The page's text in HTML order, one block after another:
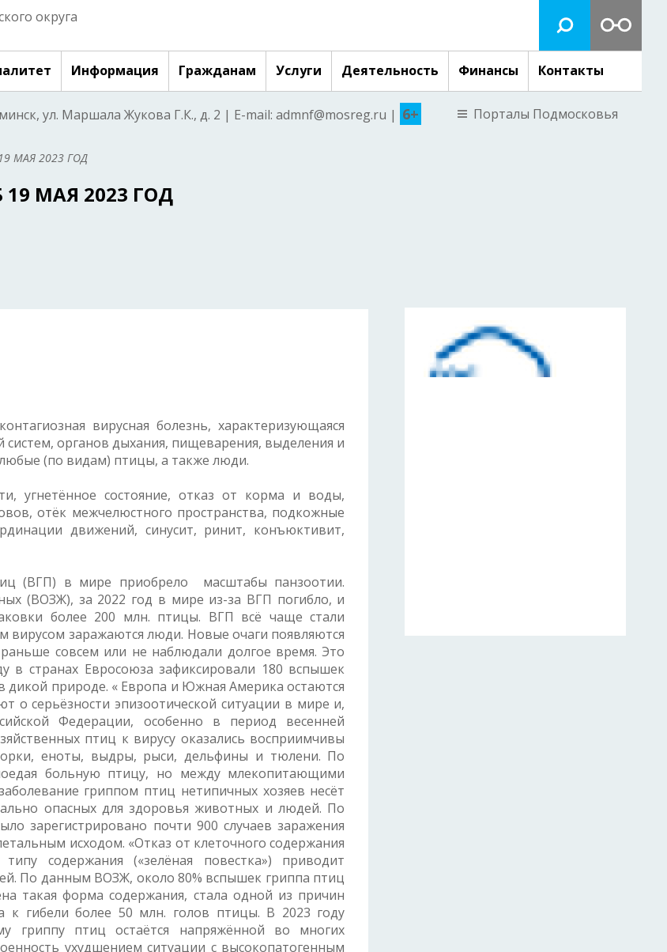
округа
Информация Гражданам Услуги Деятельность Финансы Контакты
ул. Маршала Жукова Г.К., д. 2 | E-mail: admnf@mosreg.ru | 6+ Порталы Подмосковья
МАЯ 2023 ГОД
МАЯ 2023 ГОД
вирусная болезнь, характеризующаяся
органов дыхания, пищеварения, выделения и
(по видам) птицы, а также люди.
угнетённое состояние, отказ от корма и воды,
отёк межчелюстного пространства, подкожные
движений, синусит, ринит, конъюктивит,
(ВГП) в мире приобрело масштабы панзоотии.
(ВОЗЖ), за 2022 год в мире из-за ВГП погибло, и
более 200 млн. птицы. ВГП всё чаще стали
вирусом заражаются люди. Новые очаги появляются
совсем или не наблюдали долгое время. Это
странах Евросоюза зафиксировали 180 вспышек
дикой природе. « Европа и Южная Америка остаются
о серьёзности эпизоотической ситуации в мире и,
Федерации, особенно в период весенней
птиц к вирусу оказались восприимчивы
еноты, выдры, рыси, дельфины и тюлени. По
больную птицу, но между млекопитающими
гриппом птиц нетипичных хозяев несёт
опасных для здоровья животных и людей. По
зарегистрировано почти 900 случаев заражения
исходом. «Отказ от клеточного содержания
содержания («зелёная повестка») приводит
По данным ВОЗЖ, около 80% вспышек гриппа птиц
такая форма содержания, стала одной из причин
к гибели более 50 млн. голов птицы. В 2023 году
гриппу птиц остаётся напряжённой во многих
ухудшением ситуации с высокопатогенным